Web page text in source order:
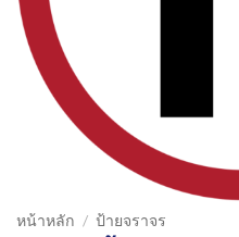
หน้าหลัก / ป้ายจราจร